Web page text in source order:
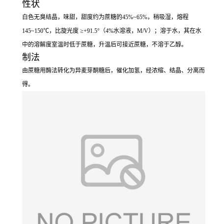
性状
白色无臭结晶，味甜，甜度约为蔗糖的45%~65%，稍吸湿，熔程
145~150℃，比旋光度 ≥+91.5°（4%水溶液，M/V）；溶于水，其在水
中的溶解度室温时低于蔗糖，升温后可接近蔗糖，不溶于乙醇。
制法
由蔗糖用酶法转化为异麦芽酮糖后，催化加氢，经浓缩、结晶、分离而
得。